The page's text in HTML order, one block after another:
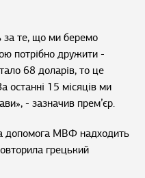
за те, що ми беремо
потрібно дружити -
68 доларів, то це
останні 15 місяців ми
- зазначив прем’єр.
допомога МВФ надходить
грецький